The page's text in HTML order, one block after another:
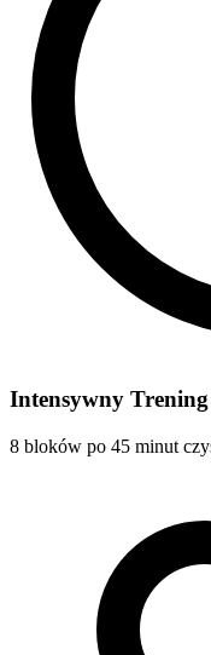
Intensywny Trening
8 bloków po 45 minut